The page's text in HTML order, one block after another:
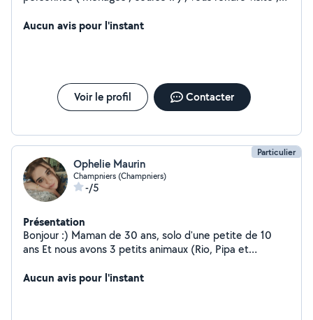
Aucun avis pour l'instant
Voir le profil Contacter
Particulier
Ophelie Maurin
Champniers (Champniers)
-/5
Présentation
Bonjour :) Maman de 30 ans, solo d'une petite de 10
ans Et nous avons 3 petits animaux (Rio, Pipa et
Aucun avis pour l'instant